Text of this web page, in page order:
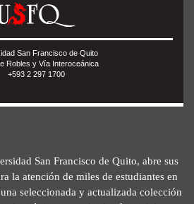
San Francisco de Quito
Robles y Vía Interoceánica
+593 2 297 1700
San Francisco de Quito, abre sus
la atención de miles de estudiantes en
seleccionada y actualizada colección